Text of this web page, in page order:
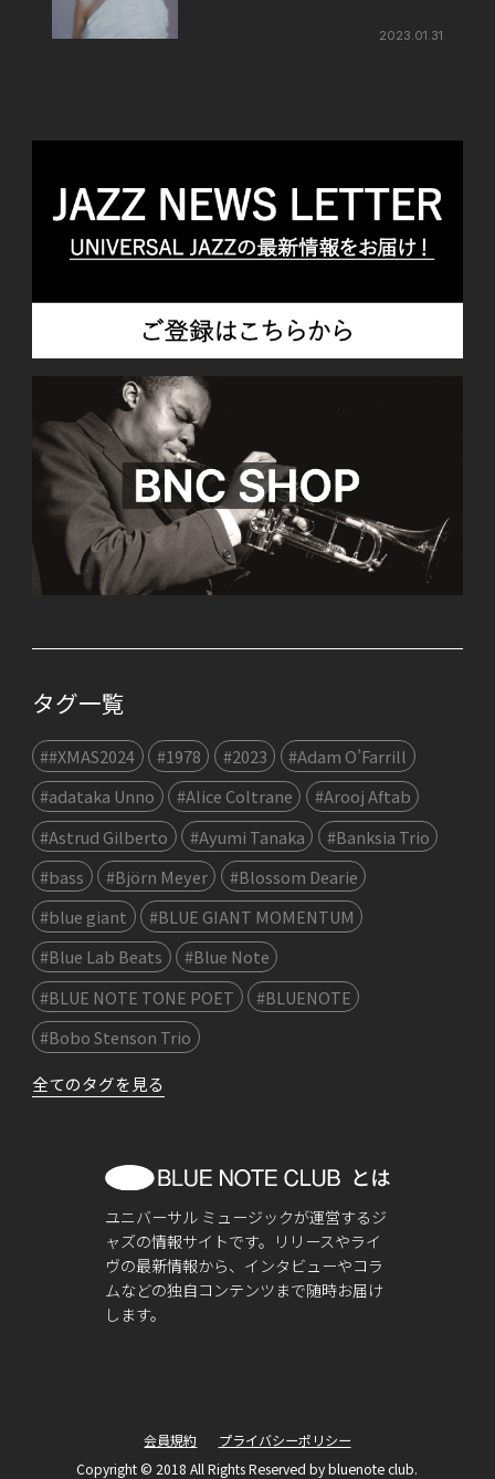
2023.01.31
タグ一覧
##XMAS2024 #1978 #2023
#Adam O’Farrill
#adataka Unno
#Alice Coltrane
#Arooj Aftab
#Astrud Gilberto
#Ayumi Tanaka
#Banksia Trio
#bass
#Björn Meyer
#Blossom Dearie
#blue giant
#BLUE GIANT MOMENTUM
#Blue Lab Beats
#Blue Note
#BLUE NOTE TONE POET
#BLUENOTE
#Bobo Stenson Trio
全てのタグを見る
ユニバーサル ミュージックが運営するジ
ャズの情報サイトです。リリースやライ
ヴの最新情報から、インタビューやコラ
ムなどの独自コンテンツまで随時お届け
します。
会員規約
プライバシーポリシー
Copyright © 2018 All Rights Reserved by bluenote club.